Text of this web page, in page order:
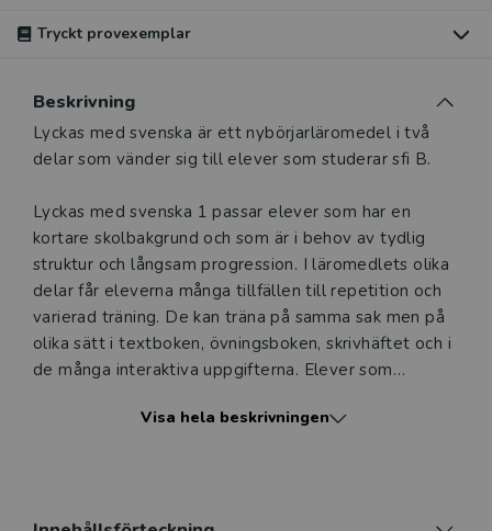
Tryckt provexemplar
tryckt provexemplar av den här produkten.
Ett tryckt provexemplar ger dig möjlighet att i lugn och ro
Observera att erbjudandet endast gäller relevanta
produkter för din undervisning (nivå och ämne) och dig
som är verksam i Sverige. Du kan naturligtvis alltid
kontakta vårkundserviceom du önskar ytterligare
information eller har frågor om produkten.
Den här produkten kan beställas av lärare på gymnasium
och vuxenutbildning eller dig som arbetar på ett
utbildningsföretag.
Beskrivning
Beskrivning
Lyckas med svenska är ett nybörjarläromedel i två
delar som vänder sig till elever som studerar sfi B.
Lyckas med svenska 1 passar elever som har en
kortare skolbakgrund och som är i behov av tydlig
struktur och långsam progression. I läromedlets olika
delar får eleverna många tillfällen till repetition och
varierad träning. De kan träna på samma sak men på
olika sätt i textboken, övningsboken, skrivhäftet och i
de många interaktiva uppgifterna. Elever som
av övningarna, medan andra kan gå fortare fram.
Visa hela beskrivningen